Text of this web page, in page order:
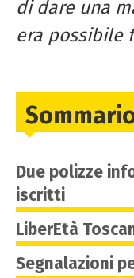
di dare una
era possibile
Due polizze
iscritti
LiberEtà
Segnalazioni